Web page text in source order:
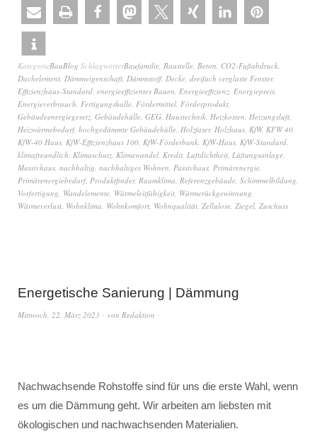
KategorieBauBlog SchlagwörterBaufamilie, Baustelle, Beton, CO2-Fußabdruck,
Dachelement, Dämmeigenschaft, Dämmstoff, Decke, dreifach verglaste Fenster,
Effizienzhaus-Standard, energieeffizientes Bauen, Energieeffizienz, Energiepreis,
Energieverbrauch, Fertigungshalle, Fördermittel, Förderprodukt,
Gebäudeenergiegesetz, Gebäudehülle, GEG, Haustechnik, Heizkosten, Heizungsluft,
Heizwärmebedarf, hochgedämmte Gebäudehülle, Holzfaser, Holzhaus, KfW, KFW 40,
KfW-40 Haus, KfW-Effizienzhaus 100, KfW-Förderbank, KfW-Haus, KfW-Standard,
klimafreundlich, Klimaschutz, Klimawandel, Kredit, Luftdichtheit, Lüftungsanlage,
Massivhaus, nachhaltig, nachhaltiges Wohnen, Passivhaus, Primärenergie,
Primärenergiebedarf, Produktfinder, Raumklima, Referenzgebäude, Schimmelbildung,
Vorfertigung, Wandelemente, Wärmeleitfähigkeit, Wärmerückgewinnung,
Wärmeverlust, Wohnklima, Wohnkomfort, Wohnqualität, Zellulose, Ziegel, Zuschuss
Energetische Sanierung | Dämmung
Mittwoch, 22. März 2023 von Redaktion
Nachwachsende Rohstoffe sind für uns die erste Wahl, wenn
es um die Dämmung geht. Wir arbeiten am liebsten mit
ökologischen und nachwachsenden Materialien.